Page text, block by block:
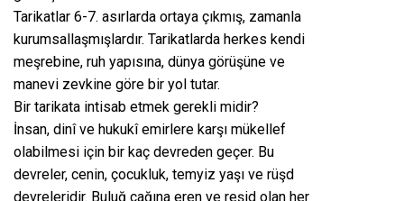
Tarikatlar 6-7. asırlarda ortaya çıkmış, zamanla
kurumsallaşmışlardır. Tarikatlarda herkes kendi
meşrebine, ruh yapısına, dünya görüşüne ve
manevi zevkine göre bir yol tutar.
Bir tarikata intisab etmek gerekli midir?
İnsan, dinî ve hukukî emirlere karşı mükellef
olabilmesi için bir kaç devreden geçer. Bu
devreler, cenin, çocukluk, temyiz yaşı ve rüşd
devreleridir. Buluğ çağına eren ve reşid olan her